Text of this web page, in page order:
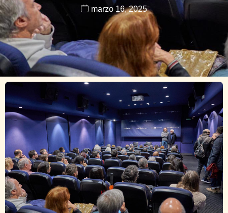
marzo 16, 2025